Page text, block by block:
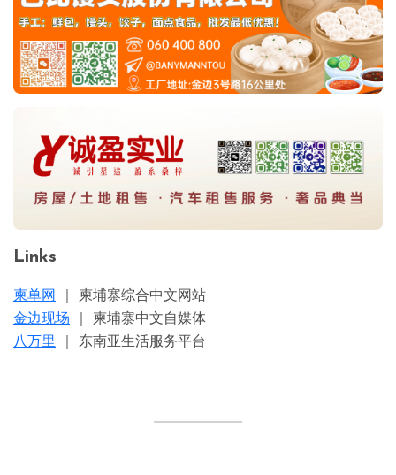
Links
柬单网
｜ 柬埔寨综合中文网站
金边现场 ｜ 柬埔寨中文自媒体
八万里
｜ 东南亚生活服务平台